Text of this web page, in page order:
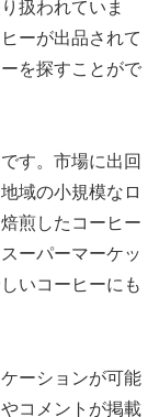
扱われていま
ーが出品されて
を探すことがで
す。市場に出回
域の小規模なロ
煎したコーヒー
ーパーマーケッ
いコーヒーにも
ーションが可能
コメントが掲載